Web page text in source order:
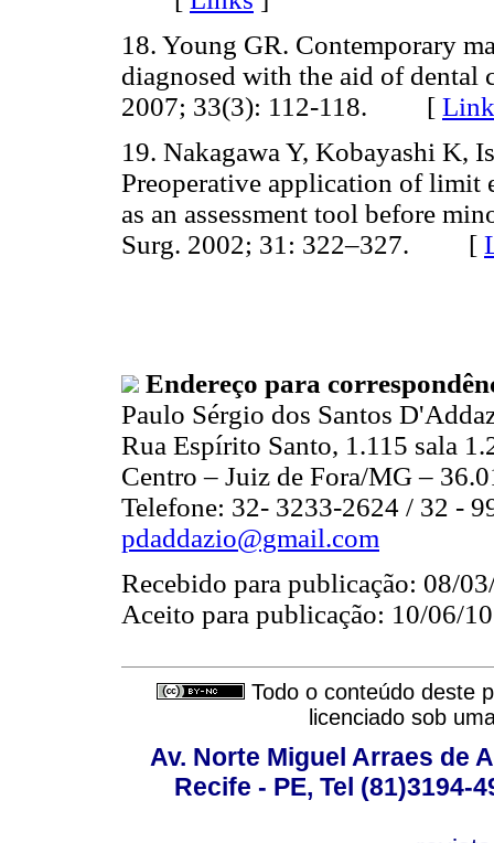
18. Young GR. Contemporary
diagnosed with the aid of dental
2007; 33(3): 112-118. [
19. Nakagawa Y, Kobayashi K,
Preoperative application of limit
as an assessment tool before
Surg. 2002; 31: 322–327. [
Endereço para
Paulo Sérgio dos Santos
Rua Espírito Santo, 1.115 sala
Centro – Juiz de Fora/MG –
Telefone: 32- 3233-2624 / 32 -
pdaddazio@gmail.com
Recebido para publicação: 08/
Aceito para publicação: 10/06/10
Todo o conteúdo deste
licenciado sob
Av. Norte Miguel Arraes de
Recife - PE, Tel (81)3194-